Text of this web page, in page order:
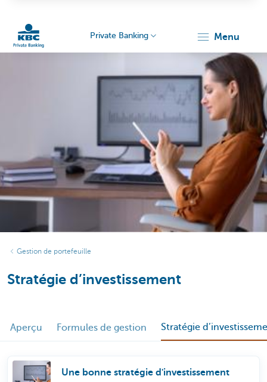
Private Banking menu
Gestion de portefeuille
Stratégie d’investissement
Aperçu Formules de gestion Stratégie
Une bonne stratégie d'investissement